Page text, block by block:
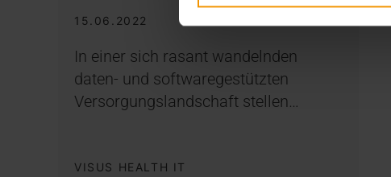
15.06.2022
In einer sich rasant wandelnden
daten- und softwaregestützten
Versorgungslandschaft stellen…
VISUS HEALTH IT